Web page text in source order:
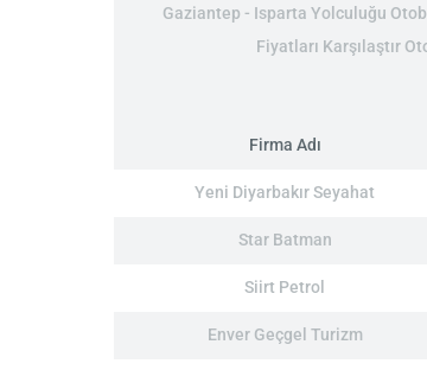
Gaziantep - Isparta Yolculuğu
Fiyatları Karşılaştır
Firma Adı
Yeni Diyarbakır Seyahat
Star Batman
Siirt Petrol
Enver Geçgel Turizm